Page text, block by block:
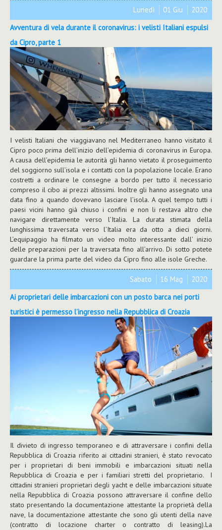
Avventura di vela durante il coronavirus: i velisti Italiani espulsi
da Cipro, parte 1
I velisti Italiani che viaggiavano nel Mediterraneo hanno visitato il
Cipro poco prima dell’inizio dell’epidemia di coronavirus in Europa.
A causa dell’epidemia le autorità gli hanno vietato il proseguimento
del soggiorno sull’isola e i contatti con la popolazione locale. Erano
costretti a ordinare le consegne a bordo per tutto il necessario
compreso il cibo ai prezzi altissimi. Inoltre gli hanno assegnato una
data fino a quando dovevano lasciare l’isola. A quel tempo tutti i
paesi vicini hanno già chiuso i confini e non li restava altro che
navigare direttamente verso l’Italia. La durata stimata della
lunghissima traversata verso l’Italia era da otto a dieci giorni.
L’equipaggio ha filmato un video molto interessante dall’ inizio
delle preparazioni per la traversata fino all’arrivo. Di sotto potete
guardare la prima parte del video da Cipro fino alle isole Greche.
Lunedì 01 Giu 2020
Ai proprietari delle imbarcazioni con un posto barca nei porti
turistici è permesso l’ingresso nella Repubblica di Croazia
Il divieto di ingresso temporaneo e di attraversare i confini della
Repubblica di Croazia riferito ai cittadini stranieri, è stato revocato
per i proprietari di beni immobili e imbarcazioni situati nella
Repubblica di Croazia e per i familiari stretti del proprietario. I
cittadini stranieri proprietari degli yacht e delle imbarcazioni situate
nella Repubblica di Croazia possono attraversare il confine dello
stato presentando la documentazione attestante la proprietà della
nave, la documentazione attestante che sono gli utenti della nave
(contratto di locazione charter o contratto di leasing).La
Sabato 16 Mag 2020